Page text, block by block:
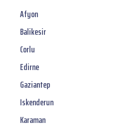
Afyon
Balikesir
Corlu
Edirne
Gaziantep
Iskenderun
Karaman